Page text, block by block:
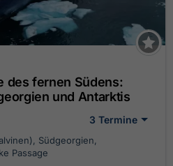
des fernen Südens:
Südgeorgien und Antarktis
3 Termine
Südgeorgien,
Passage